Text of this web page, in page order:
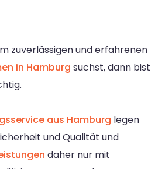
zuverlässigen und erfahrenen
in Hamburg suchst, dann bist
aus Hamburg legen
und Qualität und
daher nur mit